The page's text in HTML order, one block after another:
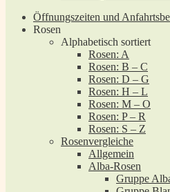
Öffnungszeiten und
Rosen
Alphabetisch sortiert
Rosen: A
Rosen: B – C
Rosen: D – G
Rosen: H – L
Rosen: M – O
Rosen: P – R
Rosen: S – Z
Rosenvergleiche
Allgemein
Alba-Rosen
Gruppe